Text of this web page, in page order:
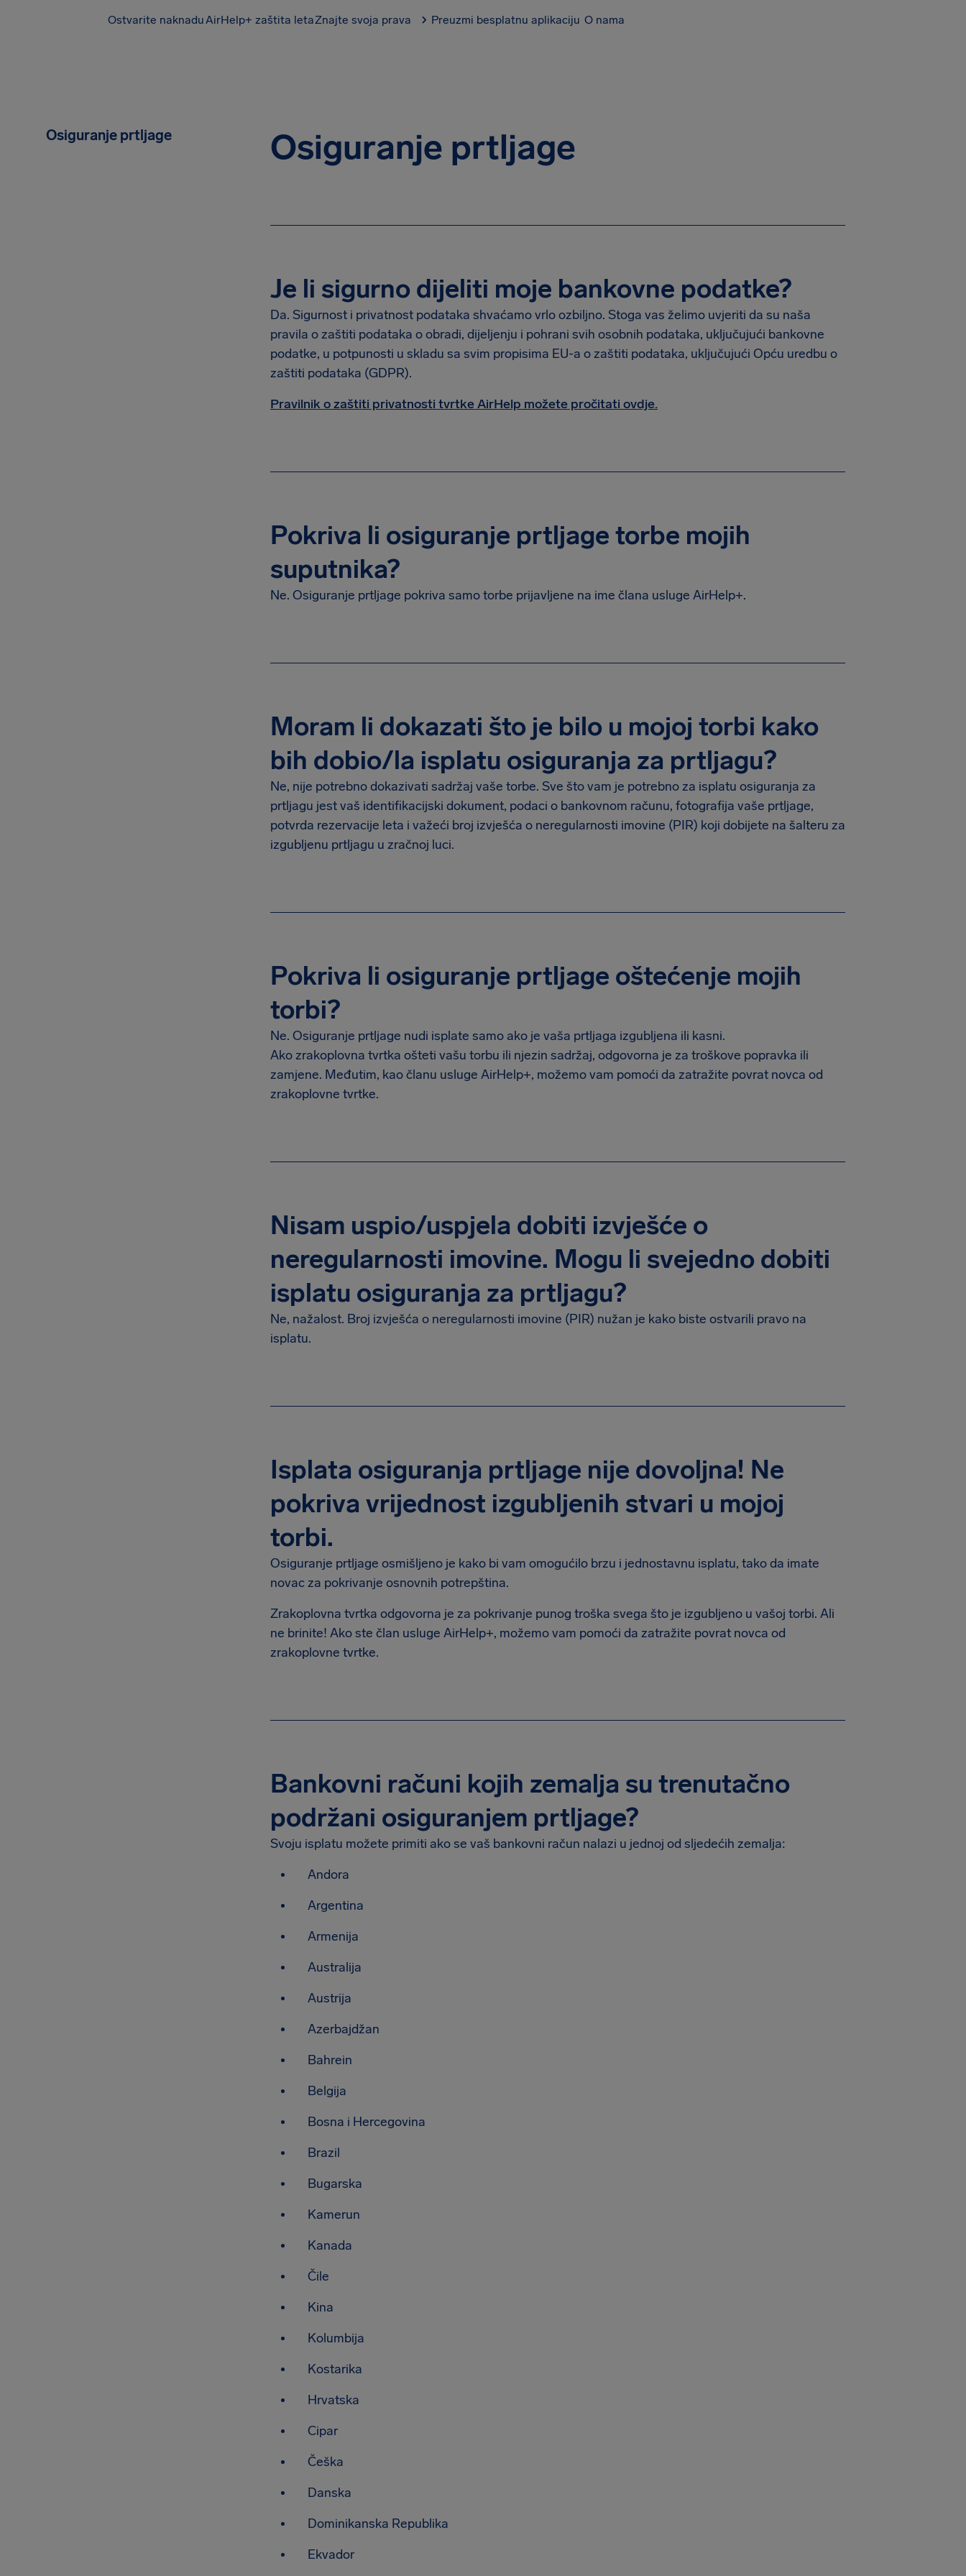
Ostvarite naknaduAirHelp+ zaštita letaZnajte svoja prava Preuzmi besplatnu aplikaciju O nama
Osiguranje prtljage Osiguranje prtljage
Je li sigurno dijeliti moje bankovne podatke?
Da. Sigurnost i privatnost podataka shvaćamo vrlo ozbiljno. Stoga vas želimo uvjeriti da su naša
pravila o zaštiti podataka o obradi, dijeljenju i pohrani svih osobnih podataka, uključujući bankovne
podatke, u potpunosti u skladu sa svim propisima EU-a o zaštiti podataka, uključujući Opću uredbu o
zaštiti podataka (GDPR).
Pravilnik o zaštiti privatnosti tvrtke AirHelp možete pročitati ovdje.
Pokriva li osiguranje prtljage torbe mojih
suputnika?
Ne. Osiguranje prtljage pokriva samo torbe prijavljene na ime člana usluge AirHelp+.
Moram li dokazati što je bilo u mojoj torbi kako
bih dobio/la isplatu osiguranja za prtljagu?
Ne, nije potrebno dokazivati sadržaj vaše torbe. Sve što vam je potrebno za isplatu osiguranja za
prtljagu jest vaš identifikacijski dokument, podaci o bankovnom računu, fotografija vaše prtljage,
potvrda rezervacije leta i važeći broj izvješća o neregularnosti imovine (PIR) koji dobijete na šalteru za
izgubljenu prtljagu u zračnoj luci.
Pokriva li osiguranje prtljage oštećenje mojih
torbi?
Ne. Osiguranje prtljage nudi isplate samo ako je vaša prtljaga izgubljena ili kasni.
Ako zrakoplovna tvrtka ošteti vašu torbu ili njezin sadržaj, odgovorna je za troškove popravka ili
zamjene. Međutim, kao članu usluge AirHelp+, možemo vam pomoći da zatražite povrat novca od
zrakoplovne tvrtke.
Nisam uspio/uspjela dobiti izvješće o
neregularnosti imovine. Mogu li svejedno dobiti
isplatu osiguranja za prtljagu?
Ne, nažalost. Broj izvješća o neregularnosti imovine (PIR) nužan je kako biste ostvarili pravo na
isplatu.
Isplata osiguranja prtljage nije dovoljna! Ne
pokriva vrijednost izgubljenih stvari u mojoj
torbi.
Osiguranje prtljage osmišljeno je kako bi vam omogućilo brzu i jednostavnu isplatu, tako da imate
novac za pokrivanje osnovnih potrepština.
Zrakoplovna tvrtka odgovorna je za pokrivanje punog troška svega što je izgubljeno u vašoj torbi. Ali
ne brinite! Ako ste član usluge AirHelp+, možemo vam pomoći da zatražite povrat novca od
zrakoplovne tvrtke.
Bankovni računi kojih zemalja su trenutačno
podržani osiguranjem prtljage?
Svoju isplatu možete primiti ako se vaš bankovni račun nalazi u jednoj od sljedećih zemalja:
Andora
Argentina
Armenija
Australija
Austrija
Azerbajdžan
Bahrein
Belgija
Bosna i Hercegovina
Brazil
Bugarska
Kamerun
Kanada
Čile
Kina
Kolumbija
Kostarika
Hrvatska
Cipar
Češka
Danska
Dominikanska Republika
Ekvador